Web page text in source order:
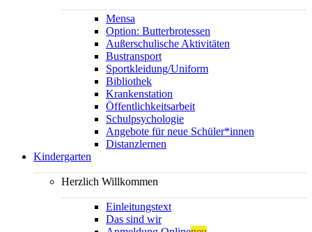
Mensa
Option: Butterbrotessen
Außerschulische Aktivitäten
Bustransport
Sportkleidung/Uniform
Bibliothek
Krankenstation
Öffentlichkeitsarbeit
Schulpsychologie
Angebote für neue Schüler*innen
Distanzlernen
Kindergarten
Herzlich Willkommen
Einleitungstext
Das sind wir